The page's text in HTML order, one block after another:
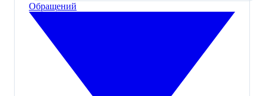
Обращений